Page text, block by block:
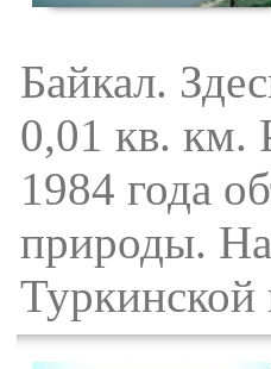
Байкал.
0,01 кв. км.
1984 года
природы.
Туркинской